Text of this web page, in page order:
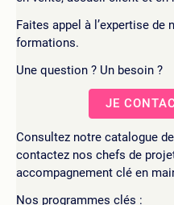
Faites appel à l’expertise
formations.
Une question ? Un besoin ?
JE
Consultez notre catalogue
contactez nos chefs de
accompagnement clé en
Nos programmes clés :